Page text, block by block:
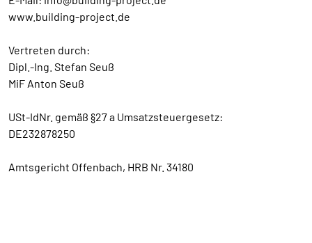
www.building-project.de
Vertreten durch:
Dipl.-Ing. Stefan Seuß
MiF Anton Seuß
USt-IdNr. gemäß §27 a Umsatzsteuergesetz:
DE232878250
Amtsgericht Offenbach, HRB Nr. 34180